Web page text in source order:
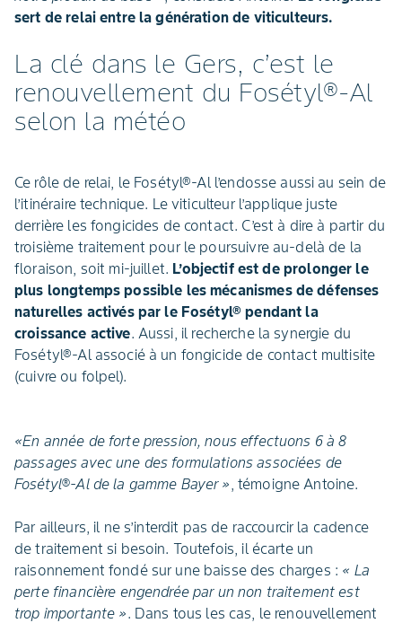
sert de relai entre la génération de viticulteurs.
La clé dans le Gers, c’est le
renouvellement du Fosétyl®-Al
selon la météo
Ce rôle de relai, le Fosétyl®-Al l’endosse aussi au sein de
l’itinéraire technique. Le viticulteur l’applique juste
derrière les fongicides de contact. C’est à dire à partir du
troisième traitement pour le poursuivre au-delà de la
floraison, soit mi-juillet. L’objectif est de prolonger le
plus longtemps possible les mécanismes de défenses
naturelles activés par le Fosétyl® pendant la
croissance active. Aussi, il recherche la synergie du
Fosétyl®-Al associé à un fongicide de contact multisite
(cuivre ou folpel).
«En année de forte pression, nous effectuons 6 à 8
passages avec une des formulations associées de
Fosétyl®-Al de la gamme Bayer » , témoigne Antoine.
Par ailleurs, il ne s’interdit pas de raccourcir la cadence
de traitement si besoin. Toutefois, il écarte un
raisonnement fondé sur une baisse des charges : « La
perte financière engendrée par un non traitement est
trop importante ». Dans tous les cas, le renouvellement